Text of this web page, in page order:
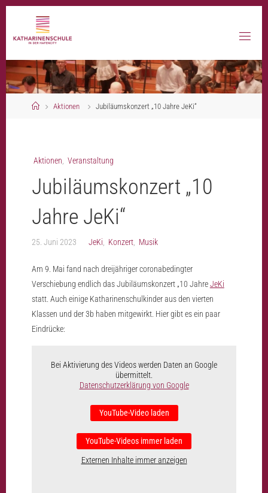
Skip
content
HomeAktionen Jubiläumskonzert „10 Jahre JeKi“
Aktionen, Veranstaltung
Jubiläumskonzert „10
Jahre JeKi“
25. Juni 2023 JeKi, Konzert, Musik
Am 9. Mai fand nach dreijähriger coronabedingter
Verschiebung endlich das Jubiläumskonzert „10 JahreJeKi
statt. Auch einige Katharinenschulkinder aus den vierten
Klassen und der 3b haben mitgewirkt. Hier gibt es ein paar
Eindrücke:
Bei Aktivierung des Videos werden Daten an Google
übermittelt.
Datenschutzerklärung von Google
YouTube-Video laden
YouTube-Videos immer laden
Externen Inhalte immer anzeigen